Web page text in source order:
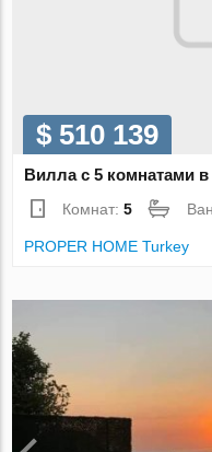
$ 510 139
Вилла с 5 комнатами
Комнат:5
PROPER HOME Turkey